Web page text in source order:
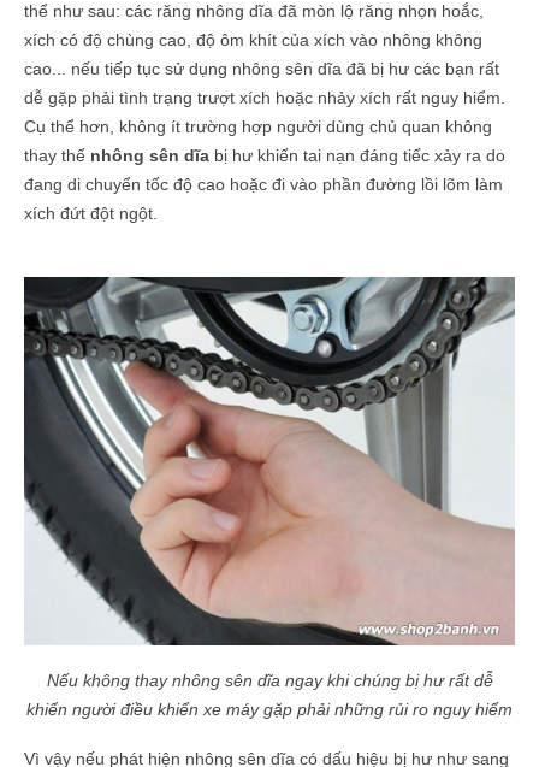
thể như sau: các răng nhông dĩa đã mòn lộ răng nhọn hoắc,
xích có độ chùng cao, độ ôm khít của xích vào nhông không
cao... nếu tiếp tục sử dụng nhông sên dĩa đã bị hư các bạn rất
dễ gặp phải tình trạng trượt xích hoặc nhảy xích rất nguy hiểm.
Cụ thể hơn, không ít trường hợp người dùng chủ quan không
thay thế nhông sên dĩa bị hư khiến tai nạn đáng tiếc xảy ra do
đang di chuyển tốc độ cao hoặc đi vào phần đường lồi lõm làm
xích đứt đột ngột.
Nếu không thay nhông sên dĩa ngay khi chúng bị hư rất dễ
khiến người điều khiển xe máy gặp phải những rủi ro nguy hiểm
Vì vậy nếu phát hiện nhông sên dĩa có dấu hiệu bị hư như sang